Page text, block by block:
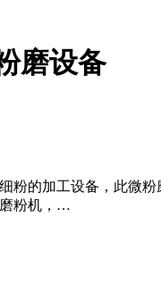
磨设备
粉的加工设备，此微
粉机，…